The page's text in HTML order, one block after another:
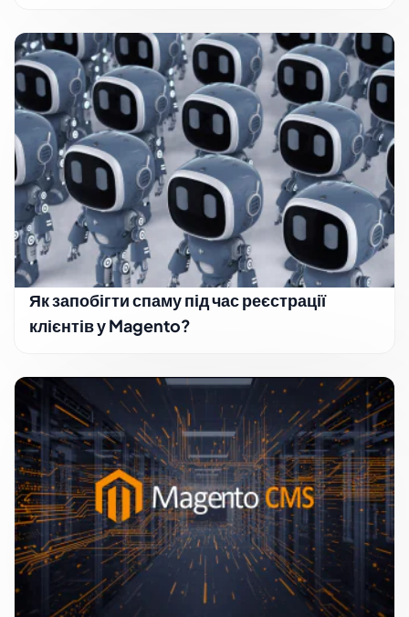
Як запобігти спаму під час реєстрації
клієнтів у Magento?